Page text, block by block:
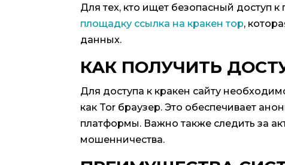
Для тех, кто ищет безопасный доступ
площадку ссылка на кракен тор,
данных.
КАК ПОЛУЧИТЬ
Для доступа к кракен сайту
как Tor браузер. Это обеспечивает
платформы. Важно также следить за
мошенничества.